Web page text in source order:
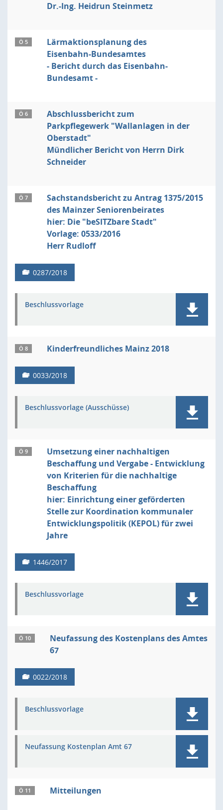
Dr.-Ing. Heidrun Steinmetz
Ö 5
Lärmaktionsplanung des
Eisenbahn-Bundesamtes
- Bericht durch das Eisenbahn-
Bundesamt -
Ö 6
Abschlussbericht zum
Parkpflegewerk "Wallanlagen in der
Oberstadt"
Mündlicher Bericht von Herrn Dirk
Schneider
Ö 7
Sachstandsbericht zu Antrag 1375/2015
des Mainzer Seniorenbeirates
hier: Die "beSITZbare Stadt"
Vorlage: 0533/2016
Herr Rudloff
0287/2018
Beschlussvorlage
Ö 8 Kinderfreundliches Mainz 2018
0033/2018
Beschlussvorlage (Ausschüsse)
Ö 9
Umsetzung einer nachhaltigen
Beschaffung und Vergabe - Entwicklung
von Kriterien für die nachhaltige
Beschaffung
hier: Einrichtung einer geförderten
Stelle zur Koordination kommunaler
Entwicklungspolitik (KEPOL) für zwei
Jahre
1446/2017
Beschlussvorlage
Ö 10
Neufassung des Kostenplans des Amtes
67
0022/2018
Beschlussvorlage
Neufassung Kostenplan Amt 67
Ö 11 Mitteilungen